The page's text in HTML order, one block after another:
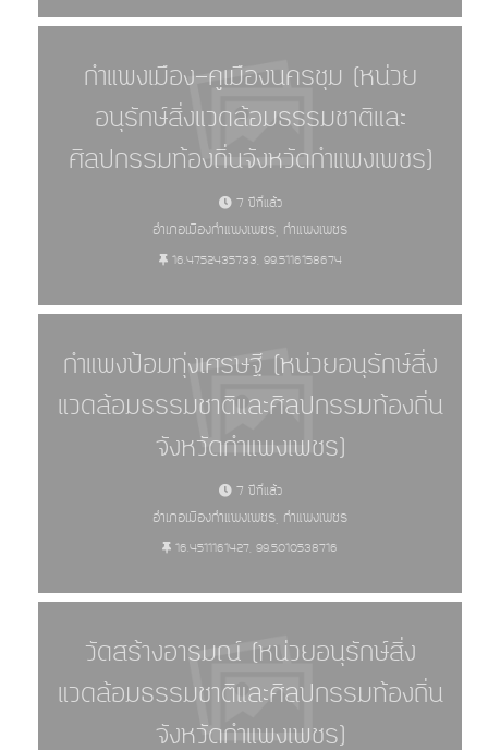
แหล่งศิลปกรรมอันควรอนุรักษ์ -
ทั้งหมด (6084)
กำแพงเมือง-คูเมืองนครชุม (หน่วย
อนุรักษ์สิ่งแวดล้อมธรรมชาติและ
ศิลปกรรมท้องถิ่นจังหวัดกำแพงเพชร)
7 ปีที่แล้ว
อำเภอเมืองกำแพงเพชร, กำแพงเพชร
16.4752435733, 99.5116158674
กำแพงป้อมทุ่งเศรษฐี (หน่วยอนุรักษ์สิ่ง
แวดล้อมธรรมชาติและศิลปกรรมท้องถิ่น
จังหวัดกำแพงเพชร)
7 ปีที่แล้ว
อำเภอเมืองกำแพงเพชร, กำแพงเพชร
16.4511161427, 99.5010538716
วัดสร้างอารมณ์ (หน่วยอนุรักษ์สิ่ง
แวดล้อมธรรมชาติและศิลปกรรมท้องถิ่น
จังหวัดกำแพงเพชร)